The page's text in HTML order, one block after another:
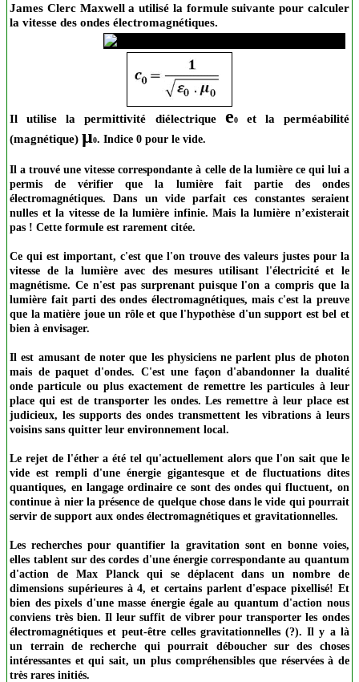
James Clerc Maxwell a utilisé la formule suivante pour calculer
la vitesse des ondes électromagnétiques.
Il utilise la permittivité diélectrique e0et la perméabilité
(magnétique)µ0. Indice 0 pour le vide.
Il a trouvé une vitesse correspondante à celle de la lumière ce qui lui a
permis de vérifier que la lumière fait partie des ondes
électromagnétiques. Dans un vide parfait ces constantes seraient
nulles et la vitesse de la lumière infinie. Mais la lumière n’existerait
pas ! Cette formule est rarement citée.
Ce qui est important, c'est que l'on trouve des valeurs justes pour la
vitesse de la lumière avec des mesures utilisant l'électricité et le
magnétisme. Ce n'est pas surprenant puisque l'on a compris que la
lumière fait parti des ondes électromagnétiques, mais c'est la preuve
que la matière joue un rôle et que l'hypothèse d'un support est bel et
bien à envisager.
Il est amusant de noter que les physiciens ne parlent plus de photon
mais de paquet d'ondes. C'est une façon d'abandonner la dualité
onde particule ou plus exactement de remettre les particules à leur
place qui est de transporter les ondes. Les remettre à leur place est
judicieux, les supports des ondes transmettent les vibrations à leurs
voisins sans quitter leur environnement local.
Le rejet de l'éther a été tel qu'actuellement alors que l'on sait que le
vide est rempli d'une énergie gigantesque et de fluctuations dites
quantiques, en langage ordinaire ce sont des ondes qui fluctuent, on
continue à nier la présence de quelque chose dans le vide qui pourrait
servir de support aux ondes électromagnétiques et gravitationnelles.
Les recherches pour quantifier la gravitation sont en bonne voies,
elles tablent sur des cordes d'une énergie correspondante au quantum
d'action de Max Planck qui se déplacent dans un nombre de
dimensions supérieures à 4, et certains parlent d'espace pixellisé! Et
bien des pixels d'une masse énergie égale au quantum d'action nous
conviens très bien. Il leur suffit de vibrer pour transporter les ondes
électromagnétiques et peut-être celles gravitationnelles (?). Il y a là
un terrain de recherche qui pourrait déboucher sur des choses
intéressantes et qui sait, un plus compréhensibles que réservées à de
très rares initiés.